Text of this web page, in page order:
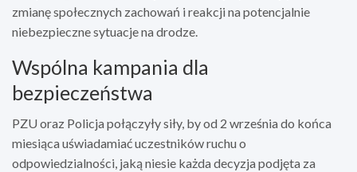
zmianę społecznych zachowań i reakcji na potencjalnie
niebezpieczne sytuacje na drodze.
Wspólna kampania dla
bezpieczeństwa
PZU oraz Policja połączyły siły, by od 2 września do końca
miesiąca uświadamiać uczestników ruchu o
odpowiedzialności, jaką niesie każda decyzja podjęta za